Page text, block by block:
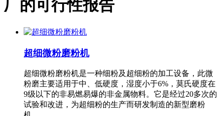
厂的可行性报告
超细微粉磨粉机
超细微粉磨粉机是一种细粉及超细粉的加工设备，此微
粉磨主要适用于中、低硬度，湿度小于6%，莫氏硬度在
9级以下的非易燃易爆的非金属物料。它是经过20多次的
试验和改进，为超细粉的生产而研发制造的新型磨粉